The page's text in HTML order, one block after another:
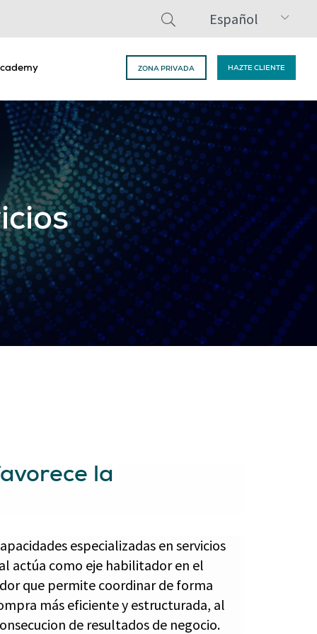
Español
ZONA PRIVADA HAZTE CLIENTE
la
especializadas en servicios
actúa como eje habilitador en el
que permite coordinar de forma
más eficiente y estructurada, al
de resultados de negocio.